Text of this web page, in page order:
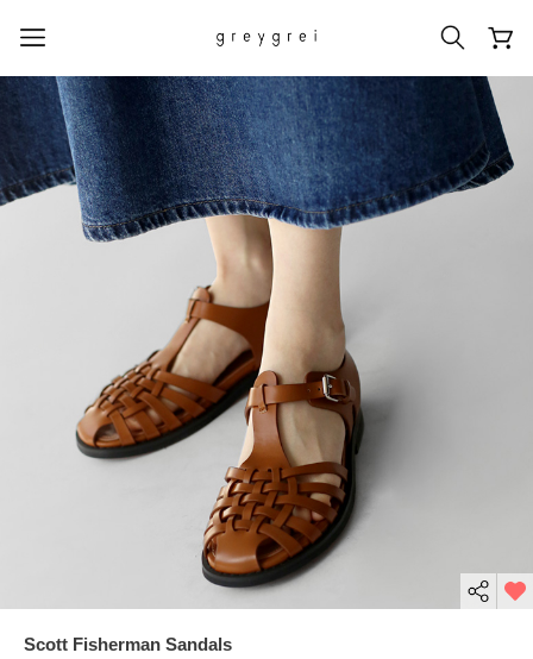
热门搜索词
#신상5%할인 #아나이스 제작
#당일발송 #BEST OF BEST
Scott Fisherman Sandals